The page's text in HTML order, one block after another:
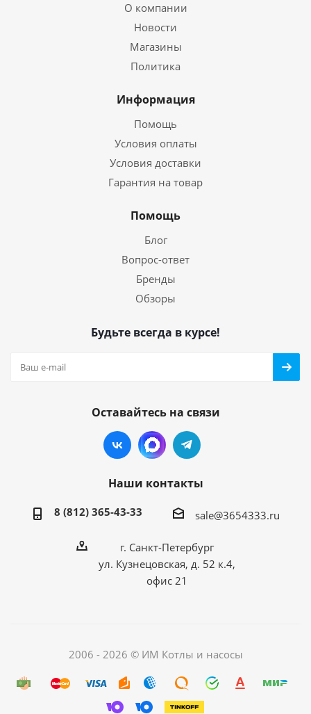
О компании
Новости
Магазины
Политика
Информация
Помощь
Условия оплаты
Условия доставки
Гарантия на товар
Помощь
Блог
Вопрос-ответ
Бренды
Обзоры
Будьте всегда в курсе!
Оставайтесь на связи
Наши контакты
8 (812) 365-43-33 sale@3654333.ru
г. Санкт-Петербург
ул. Кузнецовская, д. 52 к.4,
офис 21
2006 - 2026 © ИМ Котлы и насосы